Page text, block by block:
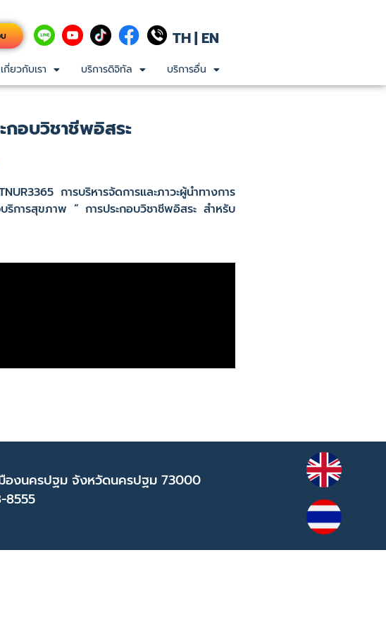
TH| EN
เกี่ยวกับเรา บริการดิจิทัล บริการอื่น
กอบวิชาชีพอิสระ
การบริหารจัดการและภาวะผู้นำทางการ
ารสุขภาพ ” การประกอบวิชาชีพอิสระ สำหรับ
องนครปฐม จังหวัดนครปฐม 73000